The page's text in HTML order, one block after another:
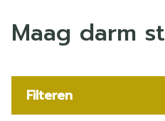
Maag darm
Filteren